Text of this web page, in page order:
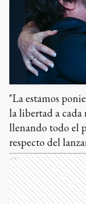
"La estamos
la libertad a
llenando todo el
respecto del
Ads